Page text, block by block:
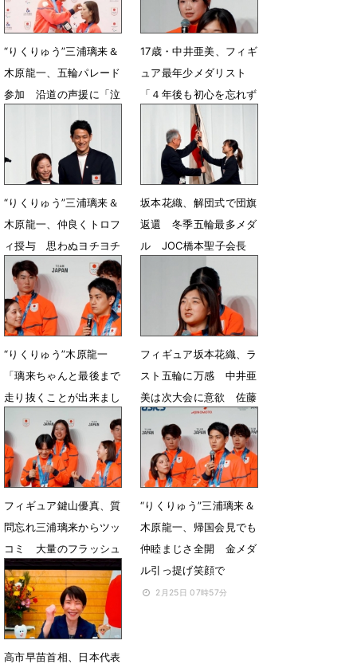
“りくりゅう”三浦璃来＆
木原龍一、五輪パレード
参加 沿道の声援に「泣
4月25日 13時10分
17歳・中井亜美、フィギ
ュア最年少メダリスト
「４年後も初心を忘れず
スケートを楽しんで」
2月26日 08時49分
“りくりゅう”三浦璃来＆
木原龍一、仲良くトロフ
ィ授与 思わぬヨチヨチ
歩きに笑顔全開
2月26日 08時20分
坂本花織、解団式で団旗
返還 冬季五輪最多メダ
ル JOC橋本聖子会長
「大きな誇り」
2月26日 08時15分
“りくりゅう”木原龍一
「璃来ちゃんと最後まで
走り抜くことが出来まし
た」帰国会見で感謝
2月25日 08時11分
フィギュア坂本花織、ラ
スト五輪に万感 中井亜
美は次大会に意欲 佐藤
2月25日 08時02分
フィギュア鍵山優真、質
問忘れ三浦璃来からツッ
コミ 大量のフラッシュ
に目しょぼしょぼ？
2月25日 07時58分
“りくりゅう”三浦璃来＆
木原龍一、帰国会見でも
仲睦まじさ全開 金メダ
ル引っ提げ笑顔で
2月25日 07時57分
高市早苗首相、日本代表